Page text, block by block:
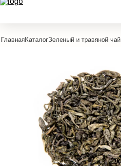
ГлавнаяКаталогЗеленый и травяной чай